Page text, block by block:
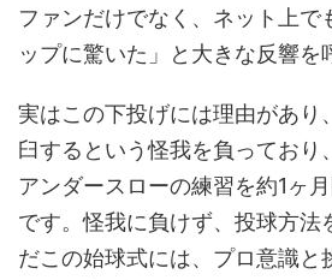
ファンだけでなく、ネット上で
ップに驚いた」と大きな反響を
実はこの下投げには理由があり
臼するという怪我を負っており
アンダースローの練習を約1ヶ
です。怪我に負けず、投球方法
だこの始球式には、プロ意識と